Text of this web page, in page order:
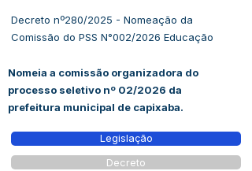
Decreto nº280/2025 - Nomeação da
Comissão do PSS N°002/2026 Educação
Nomeia a comissão organizadora do
processo seletivo nº 02/2026 da
prefeitura municipal de capixaba.
Legislação
Decreto